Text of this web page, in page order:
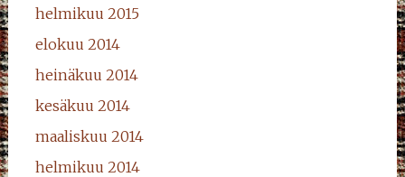
helmikuu 2015
elokuu 2014
heinäkuu 2014
kesäkuu 2014
maaliskuu 2014
helmikuu 2014